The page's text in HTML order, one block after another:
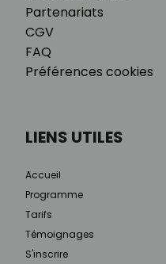
Partenariats
CGV
FAQ
Préférences cookies
LIENS UTILES
Accueil
Programme
Tarifs
Témoignages
S'inscrire